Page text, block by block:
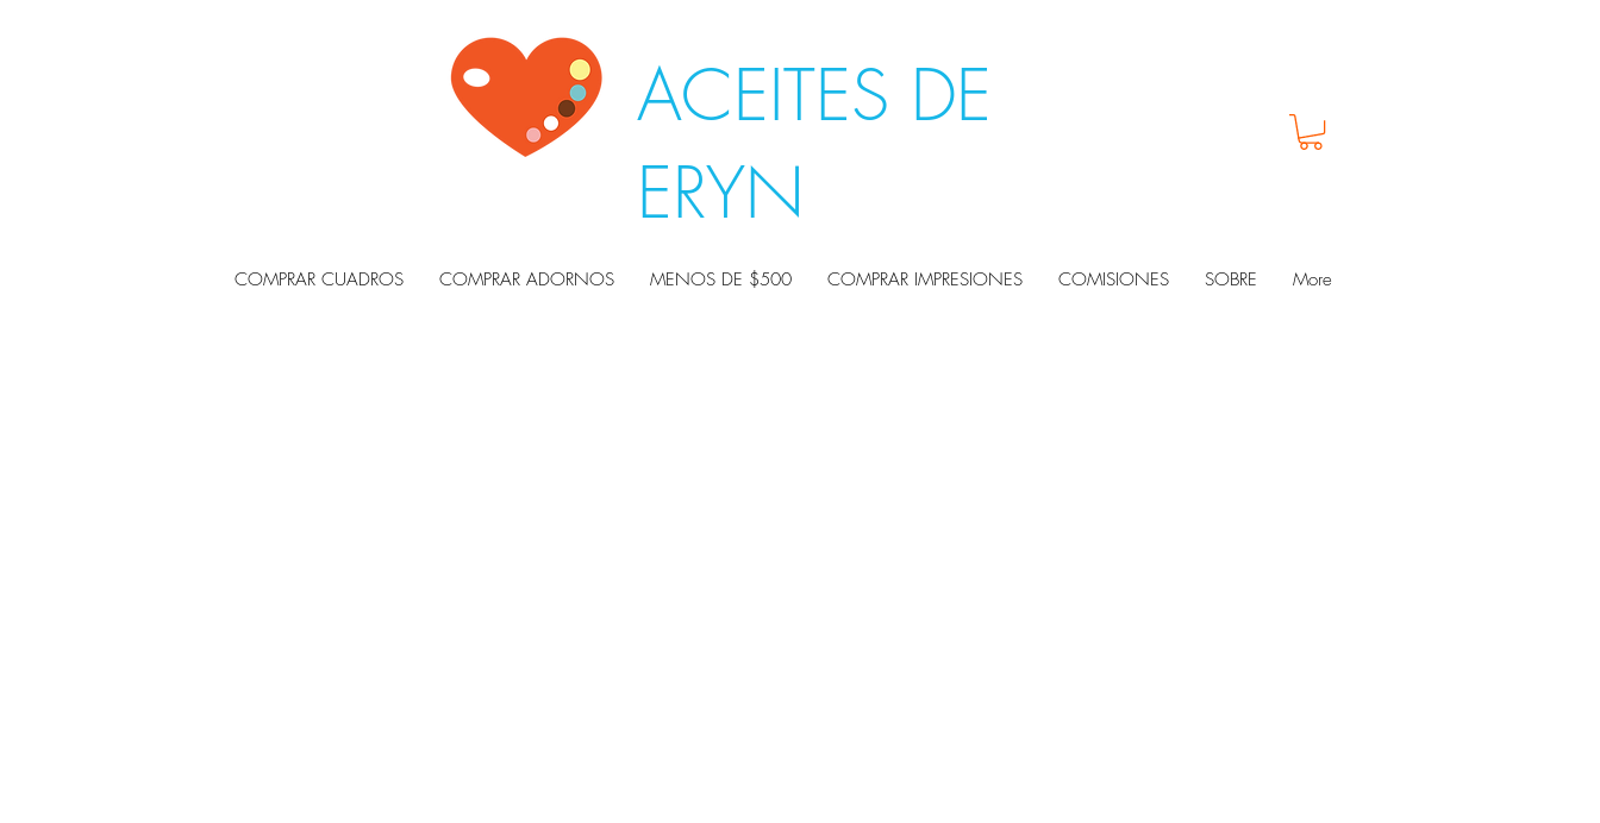
ACEITES DE
ERYN
COMPRAR CUADROS COMPRAR ADORNOS MENOS DE $500 COMPRAR IMPRESIONES COMISIONES SOBRE More